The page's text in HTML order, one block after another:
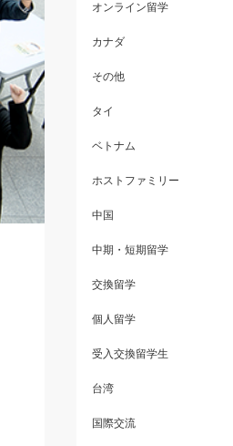
オンライン留学
カナダ
その他
タイ
ベトナム
ホストファミリー
中国
中期・短期留学
交換留学
個人留学
受入交換留学生
台湾
国際交流